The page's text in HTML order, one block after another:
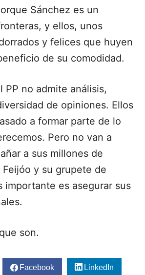
Sánchez es un
y ellos, unos
y felices que huyen
de su comodidad.
PP no admite análisis,
de opiniones. Ellos
a formar parte de lo
Pero no van a
a sus millones de
y su grupete de
importante es asegurar sus
son.
Facebook LinkedIn